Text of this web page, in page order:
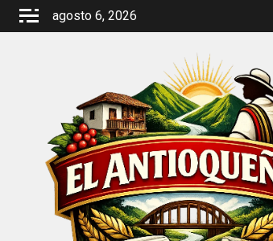
Saltar
agosto 6, 2026